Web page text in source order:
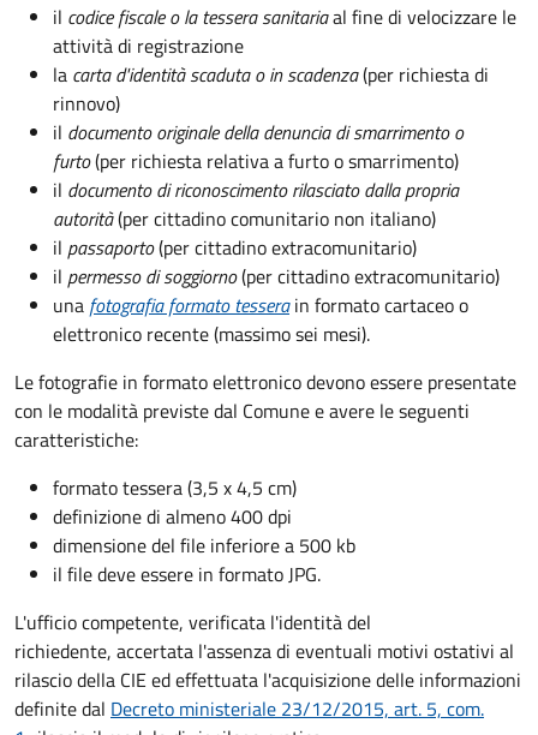
il codice fiscale o la tessera sanitariaal fine di velocizzare le
attività di registrazione
la carta d'identità scaduta o in scadenza(per richiesta di
rinnovo)
il documento originale della denuncia di smarrimento o
furto(per richiesta relativa a furto o smarrimento)
il documento di riconoscimento rilasciato dalla propria
autorità(per cittadino comunitario non italiano)
il passaporto(per cittadino extracomunitario)
il permesso di soggiorno(per cittadino extracomunitario)
una fotografia formato tessera in formato cartaceo o
elettronico recente (massimo sei mesi).
Le fotografie in formato elettronico devono essere presentate
con le modalità previste dal Comune e avere le seguenti
caratteristiche:
formato tessera (3,5 x 4,5 cm)
definizione di almeno 400 dpi
dimensione del file inferiore a 500 kb
il file deve essere in formato JPG.
L'ufficio competente, verificata l'identità del
richiedente, accertata l'assenza di eventuali motivi ostativi al
rilascio della CIE ed effettuata l'acquisizione delle informazioni
definite dal Decreto ministeriale 23/12/2015, art. 5, com.